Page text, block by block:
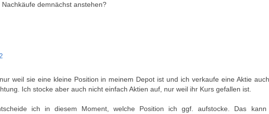
demnächst anstehen?
weil sie eine kleine Position in meinem Depot ist und ich verkaufe eine Aktie
Ich stocke aber auch nicht einfach Aktien auf, nur weil ihr Kurs gefallen ist.
ich in diesem Moment, welche Position ich ggf. aufstocke. Das kann